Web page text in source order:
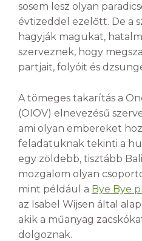
sosem lesz olyan
évtizeddel ezelőtt. De a
hagyják magukat,
szerveznek, hogy
partjait, folyóit és
A tömeges takarítás a
(OIOV) elnevezésű
ami olyan embereket
feladatuknak tekinti a
egy zöldebb, tisztább
mozgalom olyan
mint például a Bye Bye
az Isabel Wijsen által
akik a műanyag
dolgoznak.